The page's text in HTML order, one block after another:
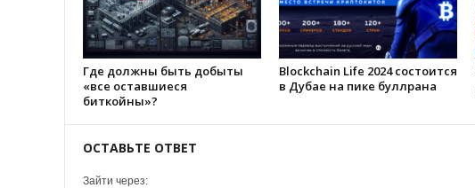
Где должны быть добыты
«все оставшиеся
биткойны»?
Blockchain Life 2024 состоится
в Дубае на пике буллрана
ОСТАВЬТЕ ОТВЕТ
Зайти через: